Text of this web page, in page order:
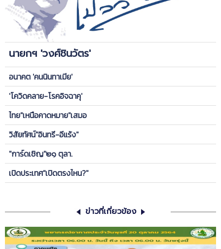
นายกฯ 'วงศ์ชินวัตร'
อนาคต 'คนนินทาเมีย'
'โควิดคลาย-โรคอิจฉาคุ'
ไทย"เหนือคาดหมาย"เสมอ
วิสัยทัศน์"อินทรี-อีแร้ง"
"การ์ดเชิญ"๒๑ ตุลา.
เปิดประเทศ"เปิดตรงไหน?"
ข่าวที่เกี่ยวข้อง